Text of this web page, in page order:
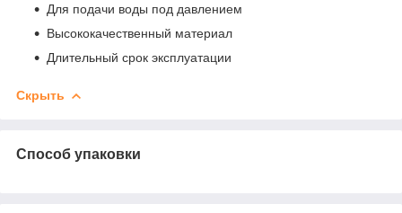
Для подачи воды под давлением
Высококачественный материал
Длительный срок эксплуатации
Скрыть
Способ упаковки